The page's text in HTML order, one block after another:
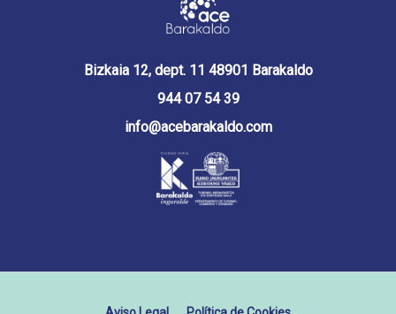
Bizkaia 12, dept. 11 48901 Barakaldo
944 07 54 39
info@acebarakaldo.com